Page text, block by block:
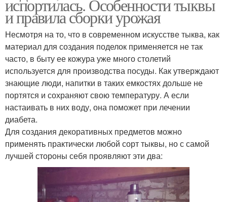
испортилась. Особенности тыквы
и правила сборки урожая
Несмотря на то, что в современном искусстве тыква, как
материал для создания поделок применяется не так
часто, в быту ее кожура уже много столетий
используется для производства посуды. Как утверждают
знающие люди, напитки в таких емкостях дольше не
портятся и сохраняют свою температуру. А если
настаивать в них воду, она поможет при лечении
диабета.
Для создания декоративных предметов можно
применять практически любой сорт тыквы, но с самой
лучшей стороны себя проявляют эти два: